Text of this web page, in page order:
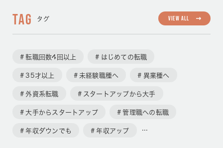
TAG タグ VIEW ALL
転職回数4回以上 はじめての転職
35才以上 未経験職種へ 異業種へ
外資系転職 スタートアップから大手
大手からスタートアップ 管理職への転職
年収ダウンでも 年収アップ